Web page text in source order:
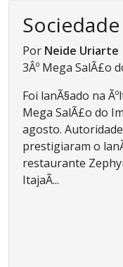
Por Neide Uriarte
3Âº Mega SalÃ£o
Foi lanÃ§ado na
Mega SalÃ£o do
agosto.
prestigiaram o
restaurante
ItajaÃ­...